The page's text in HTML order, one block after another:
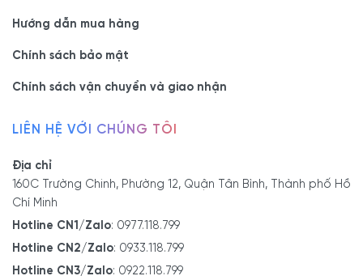
Hướng dẫn mua hàng
Chính sách bảo mật
Chính sách vận chuyển và giao nhận
LIÊN HỆ VỚI CHÚNG TÔI
Địa chỉ
160C Trường Chinh, Phường 12, Quận Tân Bình, Thành phố Hồ
Chí Minh
Hotline CN1/Zalo: 0977.118.799
Hotline CN2/Zalo: 0933.118.799
Hotline CN3/Zalo: 0922.118.799